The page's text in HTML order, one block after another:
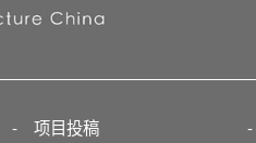
-
项目投稿
-